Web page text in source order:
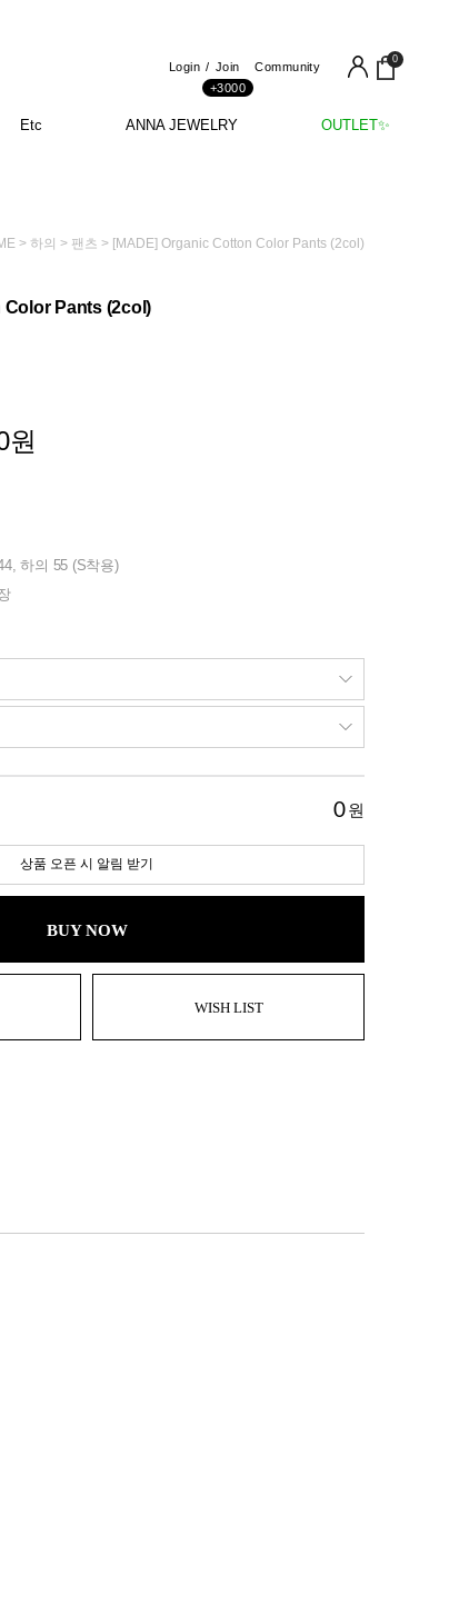
Login
Join
+3000
Community
0
Etc ANNA JEWELRY OUTLET✨
> 하의 > 팬츠 > [MADE] Organic Cotton Color Pants (2col)
Color Pants (2col)
원
하의 55 (S착용)
0원
상품 오픈 시 알림 받기
BUY NOW
WISH LIST